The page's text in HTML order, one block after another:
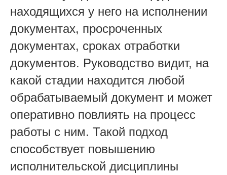
находящихся у него на исполнении
документах, просроченных
документах, сроках отработки
документов. Руководство видит, на
какой стадии находится любой
обрабатываемый документ и может
оперативно повлиять на процесс
работы с ним. Такой подход
способствует повышению
исполнительской дисциплины